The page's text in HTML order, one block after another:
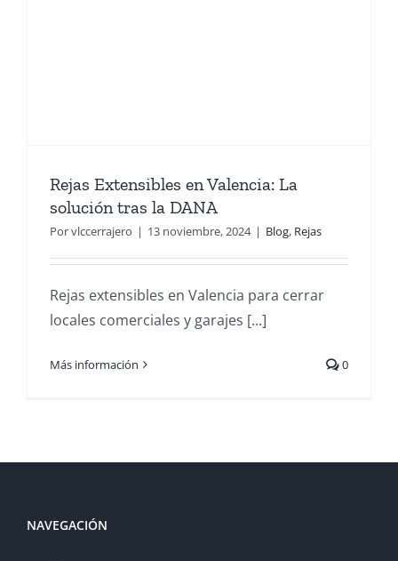
Rejas Extensibles en Valencia: La
solución tras la DANA
Porvlccerrajero | 13 noviembre, 2024 | Blog, Rejas
Rejas extensibles en Valencia para cerrar
locales comerciales y garajes [...]
Más información 0
NAVEGACIÓN